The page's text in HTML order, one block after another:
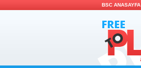
BSC ANASAYFA